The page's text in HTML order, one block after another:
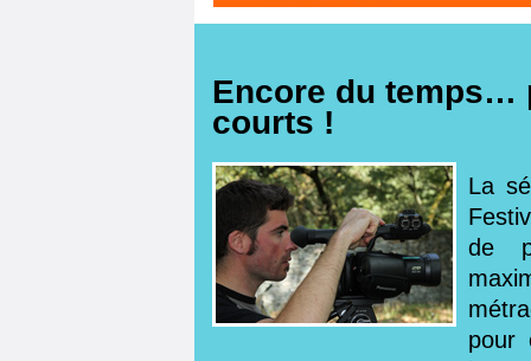
Encore du temps…
courts !
La
de
pour